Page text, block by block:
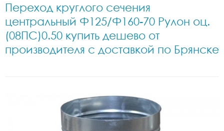
Переход круглого сечения
центральный Ф125/Ф160-70 Рулон оц.
(08ПС)0.50 купить дешево от
производителя с доставкой по Брянске